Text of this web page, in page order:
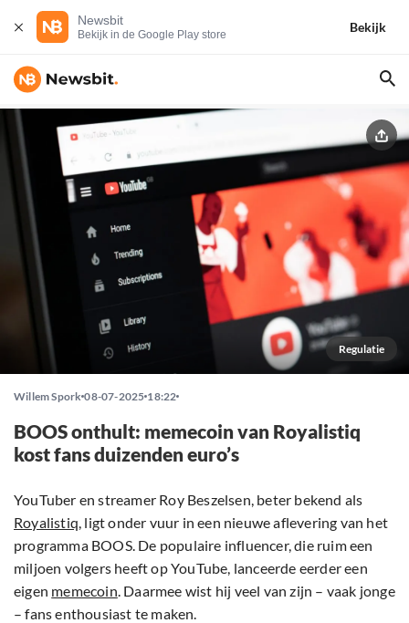
Newsbit
Bekijk in de Google Play store
Bekijk
Regulatie
Willem Spork 08-07-2025 18:22
BOOS onthult: memecoin van Royalistiq
kost fans duizenden euro’s
YouTuber en streamer Roy Beszelsen, beter bekend als
Royalistiq, ligt onder vuur in een nieuwe aflevering van het
programma BOOS. De populaire influencer, die ruim een
miljoen volgers heeft op YouTube, lanceerde eerder een
eigen memecoin. Daarmee wist hij veel van zijn – vaak jonge
– fans enthousiast te maken.